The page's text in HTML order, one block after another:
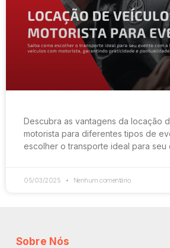
Descubra as vantagens da locação
motorista para diferentes tipos de
escolher o transporte ideal para seu
05/03/2025 Nenhum comentário
Sobre Nós